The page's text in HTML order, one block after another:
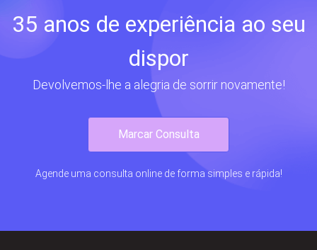
35 anos de experiência ao seu
dispor
Devolvemos-lhe a alegria de sorrir novamente!
Marcar Consulta
Agende uma consulta online de forma simples e rápida!